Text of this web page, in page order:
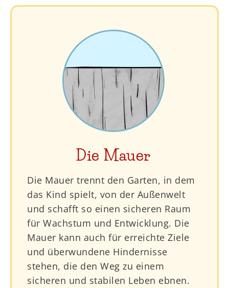
Die Mauer
Die Mauer trennt den Garten, in dem
das Kind spielt, von der Außenwelt
und schafft so einen sicheren Raum
für Wachstum und Entwicklung. Die
Mauer kann auch für erreichte Ziele
und überwundene Hindernisse
stehen, die den Weg zu einem
sicheren und stabilen Leben ebnen.